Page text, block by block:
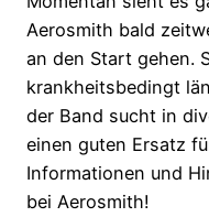
Aerosmith bald
an den Start gehen.
krankheitsbedingt
der Band sucht in
einen guten Ersatz
Informationen und
bei Aerosmith!